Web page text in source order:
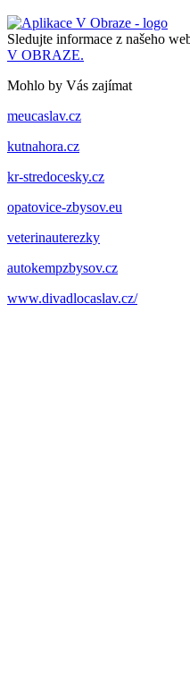
Sledujte informace z našeho
V OBRAZE.
Mohlo by Vás zajímat
meucaslav.cz
kutnahora.cz
kr-stredocesky.cz
opatovice-zbysov.eu
veterinauterezky
autokempzbysov.cz
www.divadlocaslav.cz/